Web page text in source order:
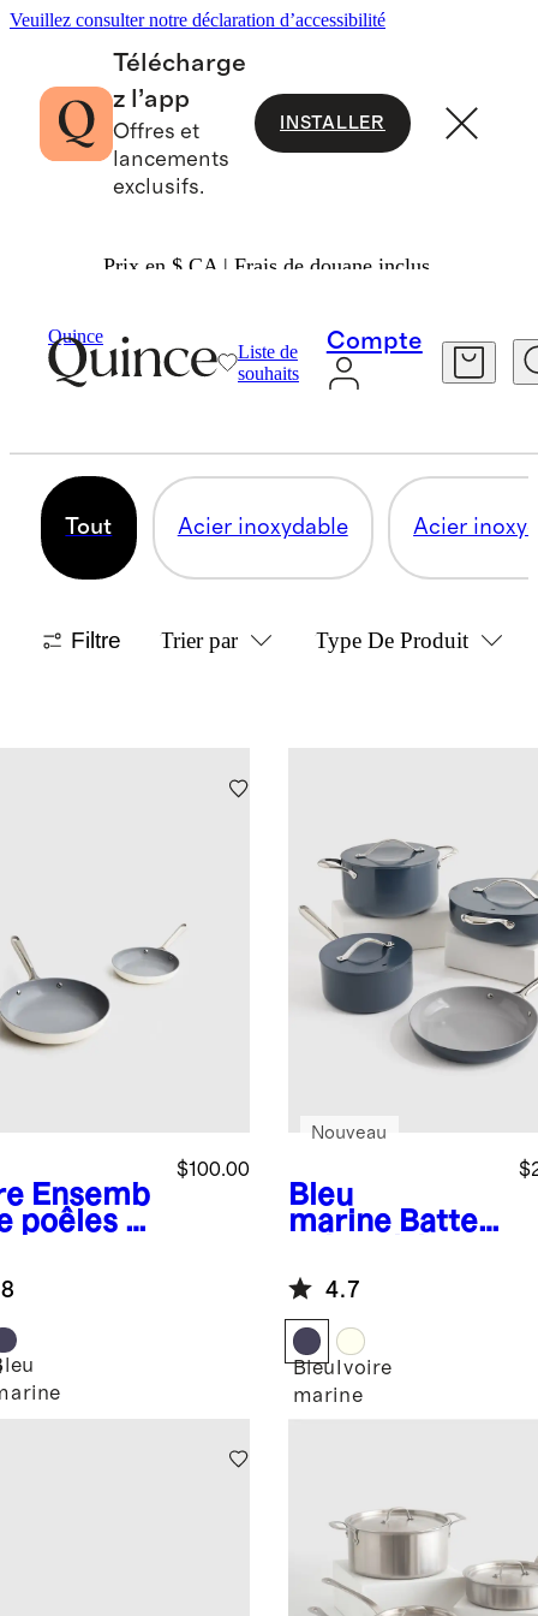
Veuillez consulter notre déclaration d’accessibilité
Télécharge
z l’app
Offres et
lancements
exclusifs.
INSTALLER
Prix en $ CA | Frais de douane inclus.
Quince
Liste de
souhaits
Compte
Maison Ustensiles De Cuisine
USTENSILES DE CUISINE
Tout Acier inoxydable Acier
Filtre Trier par Type De Produit
Ensemb
poêles à
$100.00
Bleu
marine Batteri
antiadhésive
en céramique
de 7 pièces
Nouveau
4.7
Bleu
marine
Ivoire